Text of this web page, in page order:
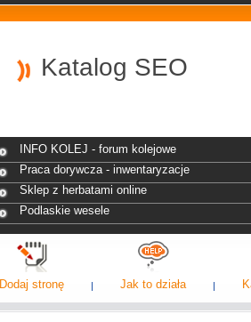
Katalog SEO
INFO KOLEJ - forum kolejowe
Praca dorywcza - inwentaryzacje
Sklep z herbatami online
Podlaskie wesele
Dodaj stronę Jak to działa